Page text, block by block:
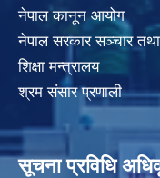
नेपाल कानून आयोग
नेपाल सरकार सञ्चार
शिक्षा मन्त्रालय
श्रम संसार प्रणाली
सूचना प्रविधि